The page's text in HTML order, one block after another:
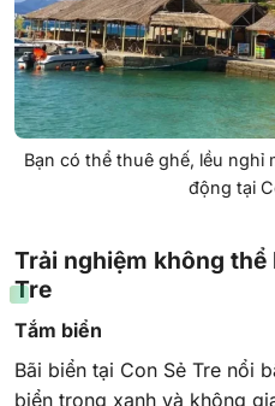
Bạn có thể thuê ghế, lều nghỉ
động tại
Trải nghiệm không thể
Tre
Tắm biển
Bãi biển tại Con Sẻ Tre nổi
biển trong xanh và không